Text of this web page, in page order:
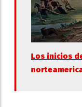
Los inicios